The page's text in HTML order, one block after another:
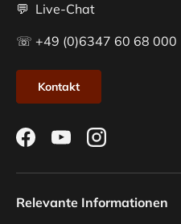
💬 Live-Chat
☏ +49 (0)6347 60 68 000
Kontakt
FacebookYouTubeInstagram
Relevante Informationen